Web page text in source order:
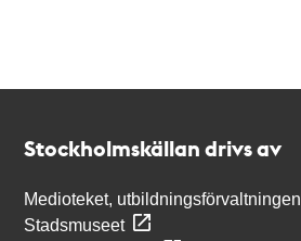
Stockholmskällan drivs av
Medioteket, utbildningsförvaltningen
Stadsmuseet